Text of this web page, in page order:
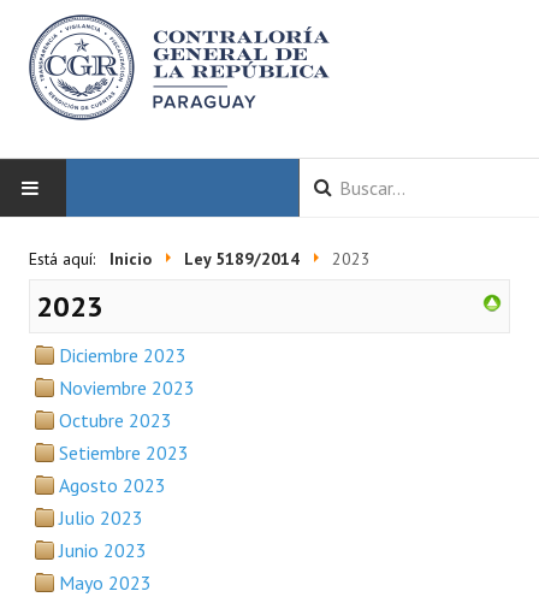
LA CGR
Autoridades
Misión y Visión
Marco Normativo
Organigrama
Plan Estratégico 2022 - 2026
Está aquí: Inicio Ley 5189/2014 2023
2023
Diciembre 2023
Noviembre 2023
Octubre 2023
Setiembre 2023
Agosto 2023
Julio 2023
Junio 2023
Mayo 2023